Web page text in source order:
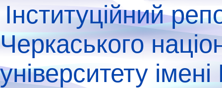
Інституційний
Черкаського
університету